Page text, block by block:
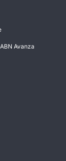
Avanza